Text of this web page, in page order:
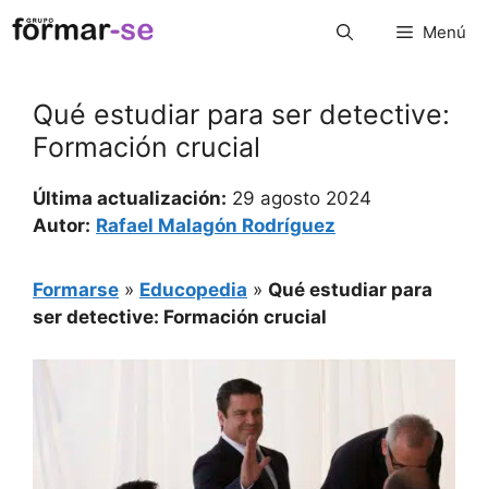
Saltar
al
Menú
Qué estudiar para ser detective:
Formación crucial
Última actualización: 29 agosto 2024
Autor: Rafael Malagón Rodríguez
Formarse » Educopedia » Qué estudiar para
ser detective: Formación crucial